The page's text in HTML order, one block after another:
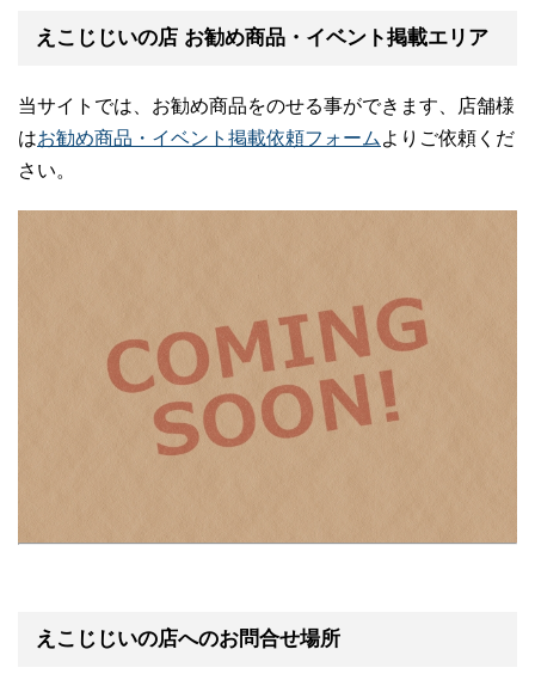
えこじじいの店 お勧め商品・イベント掲載エリア
当サイトでは、お勧め商品をのせる事ができます、店舗様
はお勧め商品・イベント掲載依頼フォーム よりご依頼くだ
さい。
えこじじいの店へのお問合せ場所